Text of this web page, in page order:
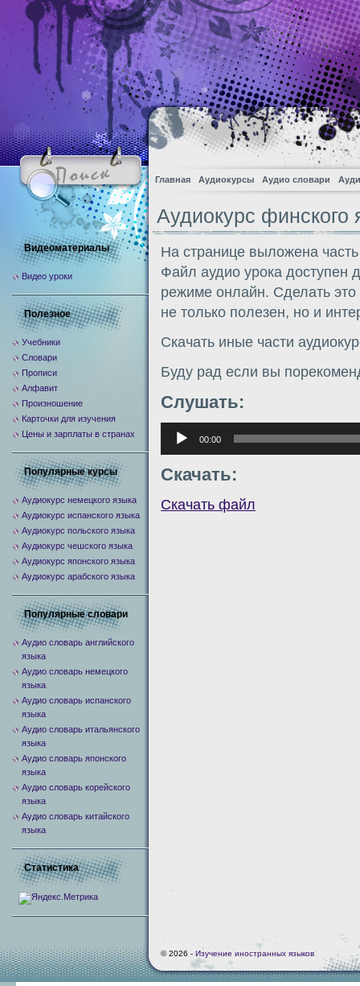
Главная Аудиокурсы Аудио словари
Аудиокурс
На странице выложена
Файл аудио урока доступен
режиме онлайн. Сделать
не только полезен, но и
Скачать иные части
Буду рад если вы
Слушать:
Аудиоплеер
00:00
Скачать:
Скачать файл
Видеоматериалы
Видео уроки
Полезное
Учебники
Словари
Прописи
Алфавит
Произношение
Карточки для изучения
Цены и зарплаты в странах
Популярные курсы
Аудиокурс немецкого языка
Аудиокурс испанского языка
Аудиокурс польского языка
Аудиокурс чешского языка
Аудиокурс японского языка
Аудиокурс арабского языка
Популярные словари
Аудио словарь английского
языка
Аудио словарь немецкого
языка
Аудио словарь испанского
языка
Аудио словарь итальянского
языка
Аудио словарь японского
языка
Аудио словарь корейского
языка
Аудио словарь китайского
языка
Статистика
© 2026 - Изучение иностранных языков